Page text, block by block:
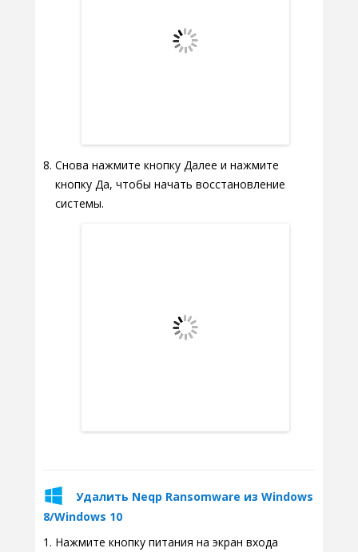
Снова нажмите кнопку Далее и нажмите
кнопку Да, чтобы начать восстановление
системы.
Удалить Neqp Ransomware из Windows
8/Windows 10
Нажмите кнопку питания на экран входа